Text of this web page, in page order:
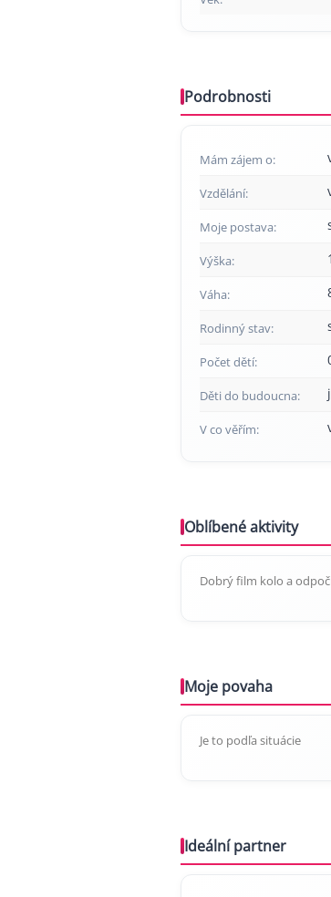
Podrobnosti
Mám zájem o:
Vzdělání:
Moje postava:
Výška:
Váha:
Rodinný stav:
Počet dětí:
Děti do budoucna:
V co věřím:
Oblíbené aktivity
Dobrý film kolo a
Moje povaha
Je to podľa situácie
Ideální partner